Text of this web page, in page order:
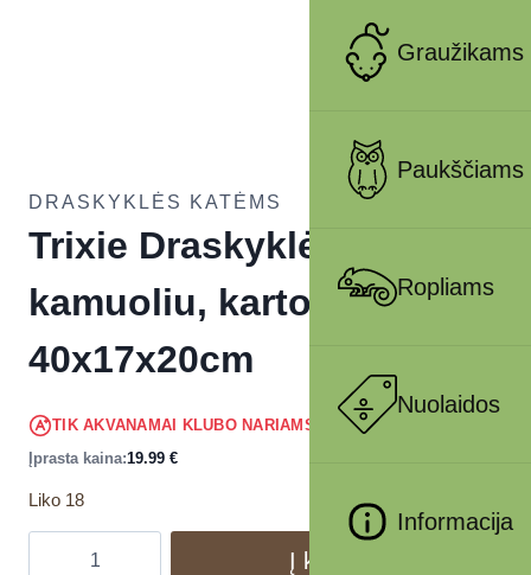
Graužikams
Paukščiams
Ropliams
Nuolaidos
Informacija
DRASKYKLĖS KATĖMS
Trixie Draskyklė-rampa su
kamuoliu, kartonas/mdf,
40x17x20cm
TIK AKVANAMAI KLUBO NARIAMS 18.99
Įprasta kaina:19.99 €
Liko 18
Į krepšelį